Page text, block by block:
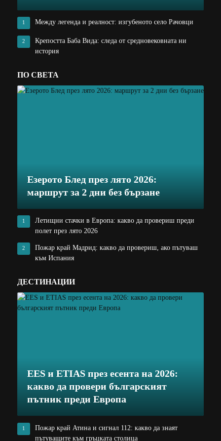
1 Между легенда и реалност: изгубеното село Рачовци
2
Крепостта Баба Вида: следа от средновековната ни
история
ПО СВЕТА
Езерото Блед през лято 2026:
маршрут за 2 дни без бързане
1
Летищни стачки в Европа: какво да провериш преди
полет през лято 2026
2
Пожар край Мадрид: какво да провериш, ако пътуваш
към Испания
ДЕСТИНАЦИИ
EES и ETIAS през есента на 2026:
какво да провери българският
пътник преди Европа
1
Пожар край Атина и сигнал 112: какво да знаят
пътуващите към гръцката столица